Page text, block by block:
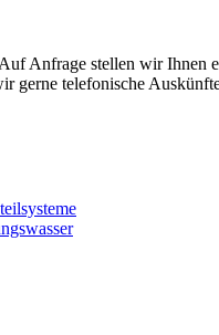
Anfrage stellen wir Ihnen
gerne telefonische